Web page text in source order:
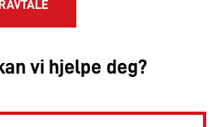
vi hjelpe deg?